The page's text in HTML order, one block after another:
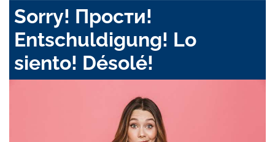
Sorry! Прости!
Entschuldigung! Lo
siento! Désolé!